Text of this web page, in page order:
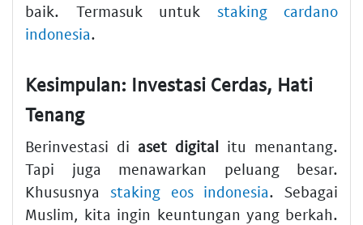
baik. Termasuk untuk staking cardano
indonesia.
Kesimpulan: Investasi Cerdas, Hati
Tenang
Berinvestasi di aset digital itu menantang.
Tapi juga menawarkan peluang besar.
Khususnya staking eos indonesia. Sebagai
Muslim, kita ingin keuntungan yang berkah.